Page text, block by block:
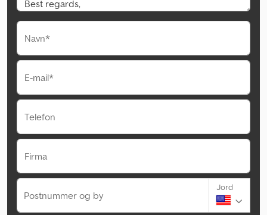
Navn*
E-mail*
Telefon
Firma
Postnummer og by
Jord